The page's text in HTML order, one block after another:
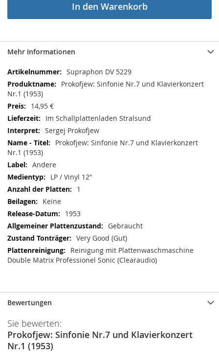
In den Warenkorb
Mehr Informationen
Mehr
Informationen
Supraphon DV 5229
Prokofjew: Sinfonie Nr.7 und Klavierkonzert
Nr.1 (1953)
14,95 €
Im Schallplattenladen Stralsund
Sergej Prokofjew
Prokofjew: Sinfonie Nr.7 und Klavierkonzert
Nr.1 (1953)
Andere
LP / Vinyl 12"
1
Keine
1953
Gebraucht
Very Good (Gut)
Reinigung mit Plattenwaschmaschine
Double Matrix Professionel Sonic (Clearaudio)
Bewertungen
Sie bewerten:
Prokofjew: Sinfonie Nr.7 und Klavierkonzert
Nr.1 (1953)